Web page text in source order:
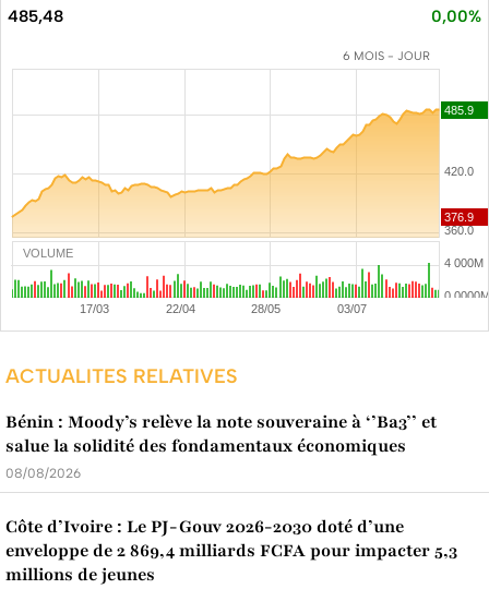
485,48
0,00%
6 MOIS - JOUR
VOLUME
ACTUALITES RELATIVES
Bénin : Moody’s relève la note souveraine à ‘’Ba3’’ et
salue la solidité des fondamentaux économiques
08/08/2026
Côte d’Ivoire : Le PJ-Gouv 2026-2030 doté d’une
enveloppe de 2 869,4 milliards FCFA pour impacter 5,3
millions de jeunes